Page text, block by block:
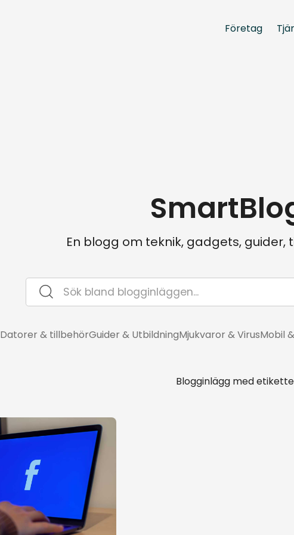
Företag
En blogg om teknik, gadgets,
Datorer & tillbehörGuider & UtbildningMjukvaror & VirusMobil
Blogginlägg med